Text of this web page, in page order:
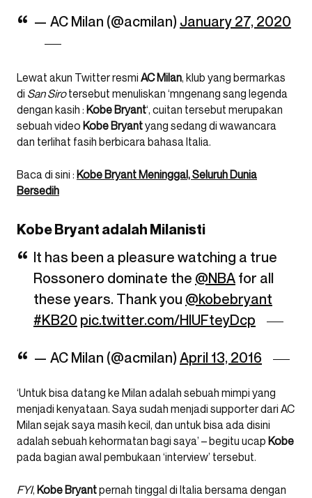
— AC Milan (@acmilan) January 27, 2020
Lewat akun Twitter resmi AC Milan, klub yang bermarkas
di San Sirotersebut menuliskan ‘mngenang sang legenda
dengan kasih : Kobe Bryant‘, cuitan tersebut merupakan
sebuah video Kobe Bryantyang sedang di wawancara
dan terlihat fasih berbicara bahasa Italia.
Baca di sini : Kobe Bryant Meninggal, Seluruh Dunia
Bersedih
Kobe Bryant adalah Milanisti
It has been a pleasure watching a true
Rossonero dominate the @NBA for all
these years. Thank you @kobebryant
#KB20 pic.twitter.com/HIUFteyDcp
— AC Milan (@acmilan) April 13, 2016
‘Untuk bisa datang ke Milan adalah sebuah mimpi yang
menjadi kenyataan. Saya sudah menjadi supporter dari AC
Milan sejak saya masih kecil, dan untuk bisa ada disini
adalah sebuah kehormatan bagi saya’ – begitu ucap Kobe
pada bagian awal pembukaan ‘interview’ tersebut.
FYI, Kobe Bryantpernah tinggal di Italia bersama dengan